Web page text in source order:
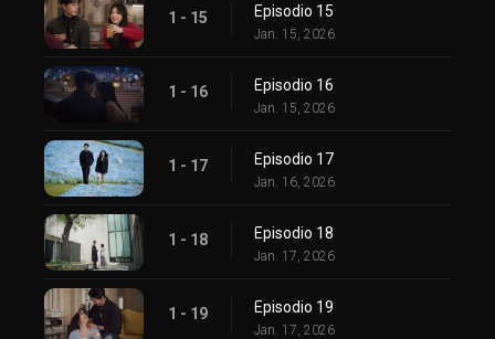
1 - 15 Episodio 15
Jan. 15, 2026
1 - 16 Episodio 16
Jan. 15, 2026
1 - 17 Episodio 17
Jan. 16, 2026
1 - 18 Episodio 18
Jan. 17, 2026
1 - 19 Episodio 19
Jan. 17, 2026